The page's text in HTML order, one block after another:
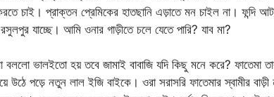
চাই। প্রাক্তন প্রেমিকের হাতছানি এড়াতে মন চাইল না। ফন্দি
যাচ্ছে। আমি ওনার গাড়ীতে চলে যেতে পারি? যাব মা?
বললো ভালইতো হয় তবে জামাই বাবাজি যদি কিছু মনে করে? ফাতেমা
উঠে পড়ে নতুন লাল ইজি বাইকে। ওরা সরাসরি ফাতেমার স্বামীর